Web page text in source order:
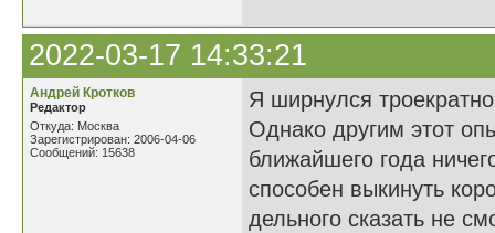
2022-03-17 14:33:21
Андрей Кротков
Редактор
Откуда: Москва
Зарегистрирован: 2006-04-06
Сообщений: 15638
Я ширнулся
Однако другим этот
ближайшего года
способен выкинуть
дельного сказать не